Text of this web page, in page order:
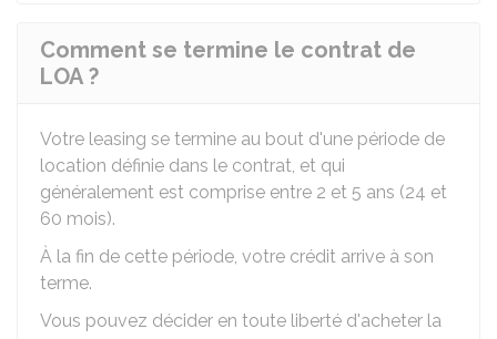
Comment se termine le contrat de
LOA ?
Votre leasing se termine au bout d'une période de
location définie dans le contrat, et qui
généralement est comprise entre 2 et 5 ans (24 et
60 mois).
À la fin de cette période, votre crédit arrive à son
terme.
Vous pouvez décider en toute liberté d'acheter la